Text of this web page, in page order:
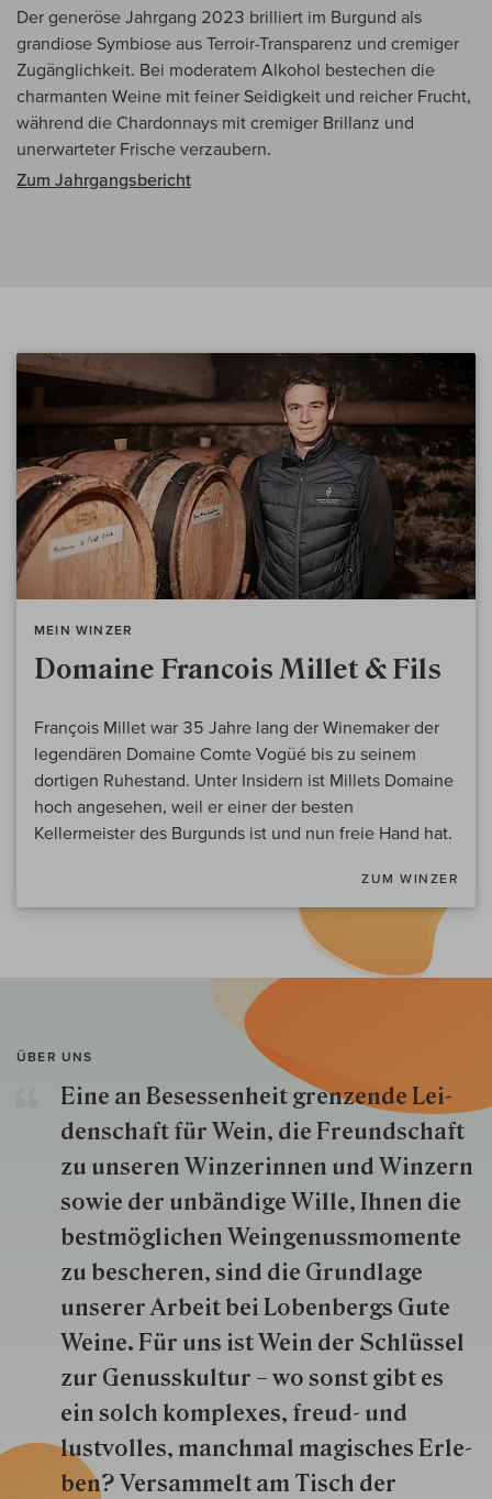
Der generöse Jahrgang 2023 brilliert im Burgund als
grandiose Symbiose aus Terroir-Transparenz und cremiger
Zugänglichkeit. Bei moderatem Alkohol bestechen die
charmanten Weine mit feiner Seidigkeit und reicher Frucht,
während die Chardonnays mit cremiger Brillanz und
unerwarteter Frische verzaubern.
Zum Jahrgangsbericht
MEIN WINZER
Domaine Francois Millet & Fils
François Millet war 35 Jahre lang der Winemaker der
legendären Domaine Comte Vogüé bis zu seinem
dortigen Ruhestand. Unter Insidern ist Millets Domaine
hoch angesehen, weil er einer der besten
Kellermeister des Burgunds ist und nun freie Hand hat.
ZUM WINZER
ÜBER UNS
Eine an Besessenheit gren­zende Lei­
den­schaft für Wein, die Freund­schaft
zu unseren Win­zer­innen und Win­zern
so­wie der un­bän­dige Wille, Ihnen die
best­mög­lich­en Wein­genuss­momente
zu besche­ren, sind die Grund­lage
unserer Arbeit bei Lobenbergs Gute
Weine. Für uns ist Wein der Schlüs­sel
zur Genuss­kultur – wo sonst gibt es
ein solch kom­plexes, freud- und
lustvolles, manchmal ma­gisch­es Er­le­
ben? Versammelt am Tisch der